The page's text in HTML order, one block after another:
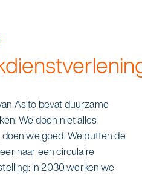
Asito bevat duurzame
We doen niet alles
we goed. We putten de
naar een circulaire
in 2030 werken we